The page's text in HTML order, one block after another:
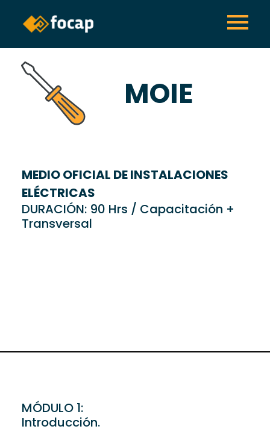
MOIE
MEDIO OFICIAL DE INSTALACIONES
ELÉCTRICAS
DURACIÓN: 90 Hrs / Capacitación +
Transversal
MÓDULO 1:
Introducción.